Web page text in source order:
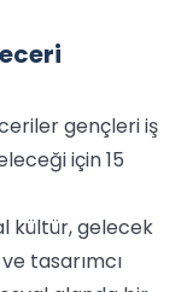
gençleri iş
için 15
kültür, gelecek
tasarımcı